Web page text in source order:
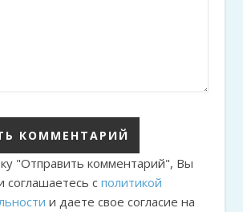
"Отправить комментарий", Вы
соглашаетесь с политикой
и даете свое согласие на